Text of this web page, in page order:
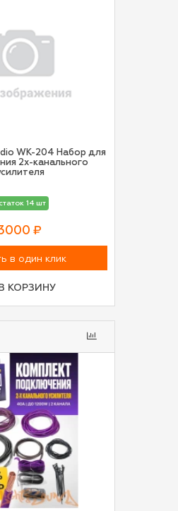
WK-204 Набор для
2х-канального
14 шт
₽
в один клик
В КОРЗИНУ